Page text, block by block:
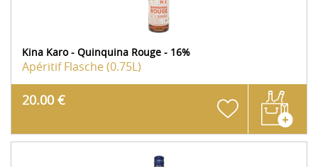
Kina Karo - Quinquina Rouge - 16%
ApéritifFlasche (0.75L)
20.00 €